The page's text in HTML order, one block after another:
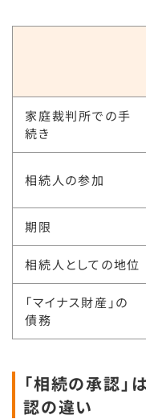
家庭裁判所での手
続き
相続人の参加
期限
相続人としての地位
「マイナス財産」の
債務
「相続の承認」
認の違い